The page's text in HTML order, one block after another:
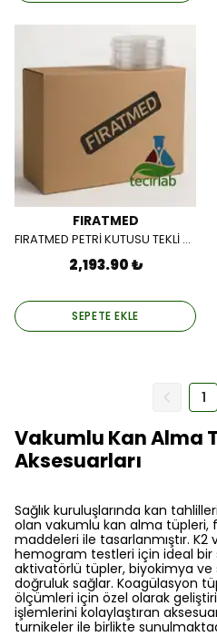
FIRATMED
FIRATMED PETRİ KUTUSU TEKLİ 90 MM (GAMMA STERİL 450 AD/PK)
2,193.90 ₺
SEPETE EKLE
1
Vakumlu Kan Alma
Aksesuarları
Sağlık kuruluşlarında kan
olan vakumlu kan alma tüpleri,
maddeleri ile tasarlanmıştır. K2
hemogram testleri için ideal bir
aktivatörlü tüpler, biyokimya ve
doğruluk sağlar. Koagülasyon
ölçümleri için özel olarak
işlemlerini kolaylaştıran
turnikeler ile birlikte